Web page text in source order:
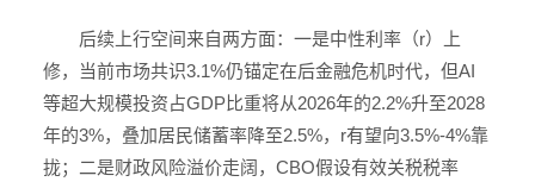
后续上行空间来自两方面：一是中性利率（r）上
修，当前市场共识3.1%仍锚定在后金融危机时代，但AI
等超大规模投资占GDP比重将从2026年的2.2%升至2028
年的3%，叠加居民储蓄率降至2.5%，r有望向3.5%-4%靠
拢；二是财政风险溢价走阔，CBO假设有效关税税率